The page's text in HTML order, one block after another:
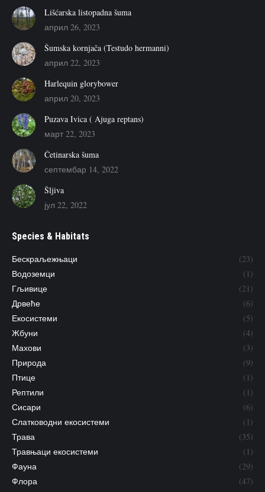
Lišćarska listopadna šuma
април 26, 2023
Šumska kornjača (Testudo hermanni)
април 22, 2023
Harlequin glorybower
април 20, 2023
Puzava Ivica ( Ajuga reptans)
март 22, 2023
Četinarska šuma
септембар 14, 2022
Šljiva
јул 22, 2022
Species & Habitats
Бескраљежњаци
(23)
Водоземци
(1)
Гљивице
(21)
Дрвеће
(6)
Екосистеми
(5)
Жбуни
(4)
Махови
(3)
Природа
(9)
Птице
(1)
Рептили
(1)
Сисари
(6)
Слатководни екосистеми
(1)
Трава
(35)
Травњаци екосистеми
(1)
Фауна
(29)
Флора
(47)